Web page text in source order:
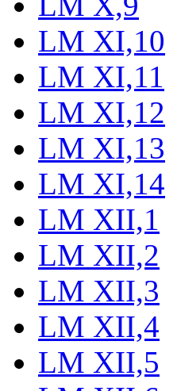
LM XI,10
LM XI,11
LM XI,12
LM XI,13
LM XI,14
LM XII,1
LM XII,2
LM XII,3
LM XII,4
LM XII,5